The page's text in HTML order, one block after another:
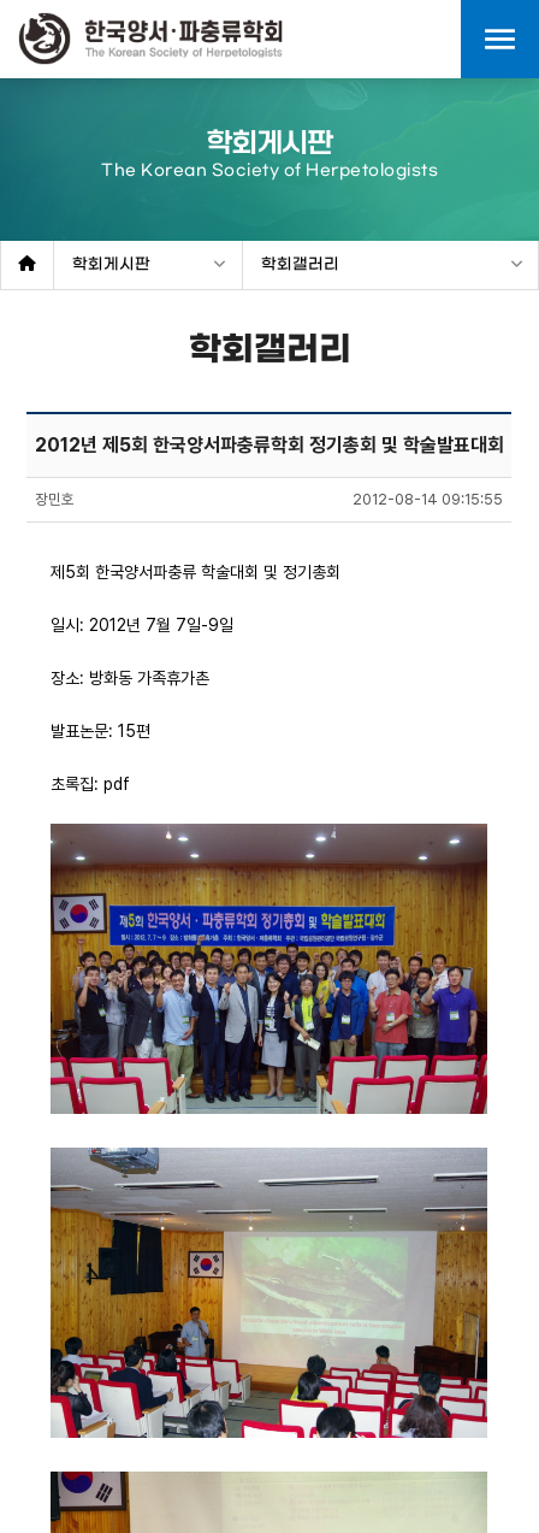
menu
학회게시판
The Korean Society of Herpetologists
학회게시판 학회갤러리
학회갤러리
2012년 제5회 한국양서파충류학회 정기총회 및 학술발표대회
장민호 2012-08-14 09:15:55
제5회 한국양서파충류 학술대회 및 정기총회
일시: 2012년 7월 7일-9일
장소: 방화동 가족휴가촌
발표논문: 15편
초록집: pdf